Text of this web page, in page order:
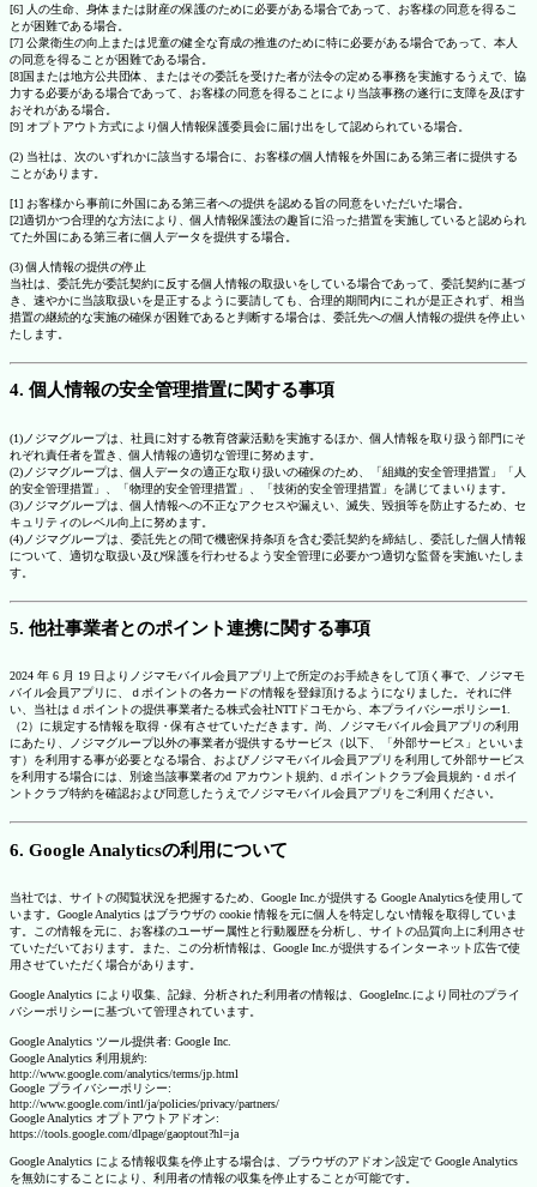
[6] 人の生命、身体または財産の保護のために必要がある場合であって、お客様の同意を得るこ
とが困難である場合。
[7] 公衆衛生の向上または児童の健全な育成の推進のために特に必要がある場合であって、本人
の同意を得ることが困難である場合。
[8]国または地方公共団体、またはその委託を受けた者が法令の定める事務を実施するうえで、協
力する必要がある場合であって、お客様の同意を得ることにより当該事務の遂行に支障を及ぼす
おそれがある場合。
[9] オプトアウト方式により個人情報保護委員会に届け出をして認められている場合。
(2) 当社は、次のいずれかに該当する場合に、お客様の個人情報を外国にある第三者に提供する
ことがあります。
[1] お客様から事前に外国にある第三者への提供を認める旨の同意をいただいた場合。
[2]適切かつ合理的な方法により、個人情報保護法の趣旨に沿った措置を実施していると認められ
てた外国にある第三者に個人データを提供する場合。
(3) 個人情報の提供の停止
当社は、委託先が委託契約に反する個人情報の取扱いをしている場合であって、委託契約に基づ
き、速やかに当該取扱いを是正するように要請しても、合理的期間内にこれが是正されず、相当
措置の継続的な実施の確保が困難であると判断する場合は、委託先への個人情報の提供を停止い
たします。
4. 個人情報の安全管理措置に関する事項
(1)ノジマグループは、社員に対する教育啓蒙活動を実施するほか、個人情報を取り扱う部門にそ
れぞれ責任者を置き、個人情報の適切な管理に努めます。
(2)ノジマグループは、個人データの適正な取り扱いの確保のため、「組織的安全管理措置」「人
的安全管理措置」、「物理的安全管理措置」、「技術的安全管理措置」を講じてまいります。
(3)ノジマグループは、個人情報への不正なアクセスや漏えい、滅失、毀損等を防止するため、セ
キュリティのレベル向上に努めます。
(4)ノジマグループは、委託先との間で機密保持条項を含む委託契約を締結し、委託した個人情報
について、適切な取扱い及び保護を行わせるよう安全管理に必要かつ適切な監督を実施いたしま
す。
5. 他社事業者とのポイント連携に関する事項
2024 年 6 月 19 日よりノジマモバイル会員アプリ上で所定のお手続きをして頂く事で、ノジマモ
バイル会員アプリに、ｄポイントの各カードの情報を登録頂けるようになりました。それに伴
い、当社は d ポイントの提供事業者たる株式会社NTTドコモから、本プライバシーポリシー1.
（2）に規定する情報を取得・保有させていただきます。尚、ノジマモバイル会員アプリの利用
にあたり、ノジマグループ以外の事業者が提供するサービス（以下、「外部サービス」といいま
す）を利用する事が必要となる場合、およびノジマモバイル会員アプリを利用して外部サービス
を利用する場合には、別途当該事業者のd アカウント規約、d ポイントクラブ会員規約・d ポイ
ントクラブ特約を確認および同意したうえでノジマモバイル会員アプリをご利用ください。
6. Google Analyticsの利用について
当社では、サイトの閲覧状況を把握するため、Google Inc.が提供する Google Analyticsを使用して
います。Google Analytics はブラウザの cookie 情報を元に個人を特定しない情報を取得していま
す。この情報を元に、お客様のユーザー属性と行動履歴を分析し、サイトの品質向上に利用させ
ていただいております。また、この分析情報は、Google Inc.が提供するインターネット広告で使
用させていただく場合があります。
Google Analytics により収集、記録、分析された利用者の情報は、GoogleInc.により同社のプライ
バシーポリシーに基づいて管理されています。
Google Analytics ツール提供者: Google Inc.
Google Analytics 利用規約:
http://www.google.com/analytics/terms/jp.html
Google プライバシーポリシー:
http://www.google.com/intl/ja/policies/privacy/partners/
Google Analytics オプトアウトアドオン:
https://tools.google.com/dlpage/gaoptout?hl=ja
Google Analytics による情報収集を停止する場合は、ブラウザのアドオン設定で Google Analytics
を無効にすることにより、利用者の情報の収集を停止することが可能です。